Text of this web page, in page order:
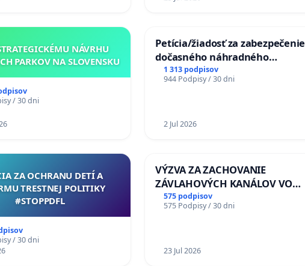
NÁVRHU
PARKOV NA SLOVENSKU
/ 30 dni
Petícia/žiadosť za zabezpečenie
dočasného náhradného
premostenia Váhu počas úplnej
uzávery Vážskeho mosta v
1 313 podpisov
944 Podpisy / 30 dni
2 Jul 2026
ZA OCHRANU DETÍ A
TRESTNEJ POLITIKY
#STOPPDFL
/ 30 dni
VÝZVA ZA ZACHOVANIE
ZÁVLAHOVÝCH KANÁLOV VO
VÝLUČNOM VLASTNÍCTVE A POD
KONTROLOU SLOVENSKEJ
a odvodňovacích kanálov na
575 podpisov
575 Podpisy / 30 dni
23 Jul 2026